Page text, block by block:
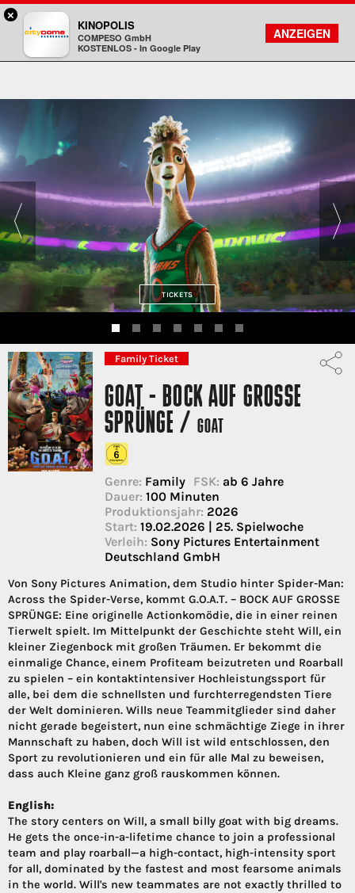
Kinopolis
FILMSUCHE
KONTO
TICKETS
Family Ticket
GOAT - BOCK AUF GROSSE S
PRÜNGE / GOAT
Genre: Family FSK: ab 6 Jahre
Dauer: 100 Minuten
Produktionsjahr: 2026
Start: 19.02.2026 | 25. Spielwoche
Verleih: Sony Pictures Entertainment
Deutschland GmbH
Von Sony Pictures Animation, dem Studio hinter Spider-Man:
Across the Spider-Verse, kommt G.O.A.T. – BOCK AUF GROSSE
SPRÜNGE: Eine originelle Actionkomödie, die in einer reinen
Tierwelt spielt. Im Mittelpunkt der Geschichte steht Will, ein
kleiner Ziegenbock mit großen Träumen. Er bekommt die
einmalige Chance, einem Profiteam beizutreten und Roarball
zu spielen – ein kontaktintensiver Hochleistungssport für
alle, bei dem die schnellsten und furchterregendsten Tiere
der Welt dominieren. Wills neue Teammitglieder sind daher
nicht gerade begeistert, nun eine schmächtige Ziege in ihrer
Mannschaft zu haben, doch Will ist wild entschlossen, den
Sport zu revolutionieren und ein für alle Mal zu beweisen,
dass auch Kleine ganz groß rauskommen können.
English:
The story centers on Will, a small billy goat with big dreams.
He gets the once-in-a-lifetime chance to join a professional
team and play roarball—a high-contact, high-intensity sport
for all, dominated by the fastest and most fearsome animals
in the world. Will's new teammates are not exactly thrilled to
×
KINOPOLIS
COMPESO GmbH
KOSTENLOS - In Google Play
ANZEIGEN